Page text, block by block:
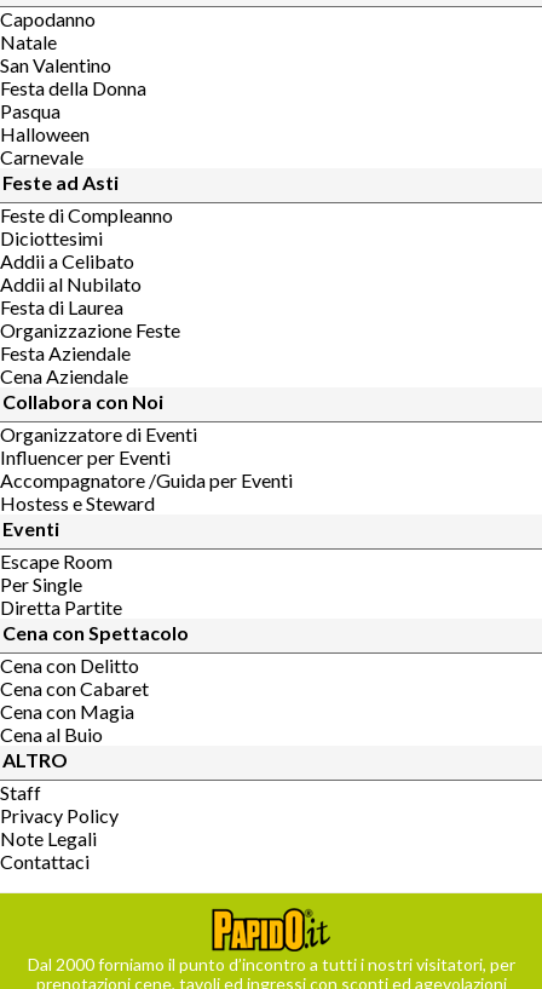
Capodanno
Natale
San Valentino
Festa della Donna
Pasqua
Halloween
Carnevale
Feste ad Asti
Feste di Compleanno
Diciottesimi
Addii a Celibato
Addii al Nubilato
Festa di Laurea
Organizzazione Feste
Festa Aziendale
Cena Aziendale
Collabora con Noi
Organizzatore di Eventi
Influencer per Eventi
Accompagnatore /Guida per Eventi
Hostess e Steward
Eventi
Escape Room
Per Single
Diretta Partite
Cena con Spettacolo
Cena con Delitto
Cena con Cabaret
Cena con Magia
Cena al Buio
ALTRO
Staff
Privacy Policy
Note Legali
Contattaci
Dal 2000 forniamo il punto d’incontro a tutti i nostri visitatori, per
prenotazioni cene, tavoli ed ingressi con sconti ed agevolazioni